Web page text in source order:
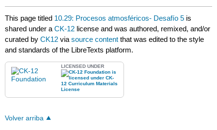
This page titled 10.29: Procesos atmosféricos- Desafío 5 is
shared under aCK-12 license and was authored, remixed, and/or
curated byCK12 viasource content that was edited to the style
and standards of the LibreTexts platform.
LICENSED UNDER
Volver arriba